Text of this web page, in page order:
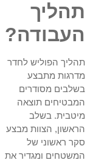
תהליך
העבודה?
תהליך הפוליש לחדר
מדרגות מתבצע
בשלבים מסודרים
המבטיחים תוצאה
מיטבית. בשלב
הראשון, הצוות מבצע
סקר ראשוני של
המשטחים ומגדיר את